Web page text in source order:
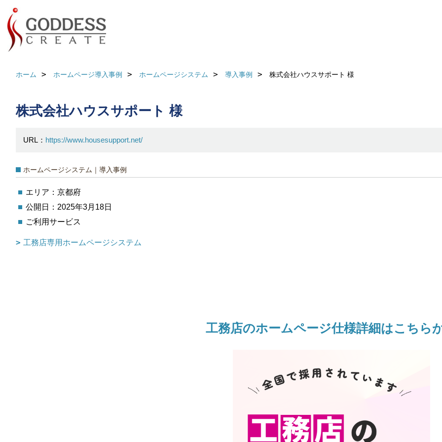
ホーム ホームページ導入事例 ホームページシステム 導入事例 株式会社ハウスサポート 様
株式会社ハウスサポート 様
URL： https://www.housesupport.net/
ホームページシステム｜導入事例
エリア：京都府
公開日：2025年3月18日
ご利用サービス
工務店専用ホームページシステム
工務店のホームページ仕様詳細はこちら